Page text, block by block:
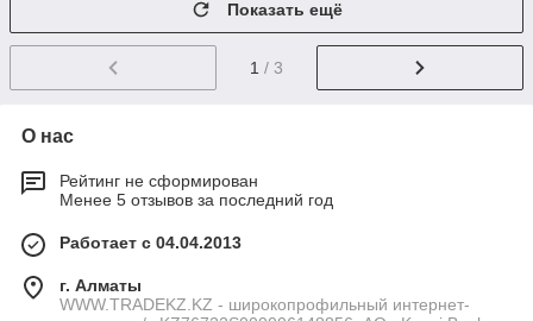
Показать ещё
1 / 3
О нас
Рейтинг не сформирован
Менее 5 отзывов за последний год
Работает с 04.04.2013
г. Алматы
WWW.TRADEKZ.KZ - широкопрофильный интернет-